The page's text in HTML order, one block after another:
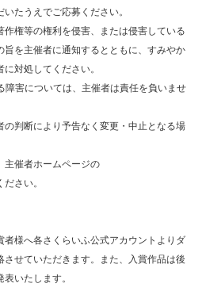
たうえでご応募ください。
作権等の権利を侵害、または侵害している
旨を主催者に通知するとともに、すみやか
対処してください。
障害については、主催者は責任を負いませ
の判断により予告なく変更・中止となる場
主催者ホームページの
ださい。
者様へ各さくらいふ公式アカウントよりダ
させていただきます。また、入賞作品は後
表いたします。